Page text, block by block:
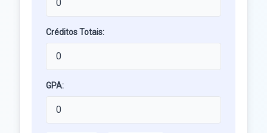
Créditos Totais:
GPA: